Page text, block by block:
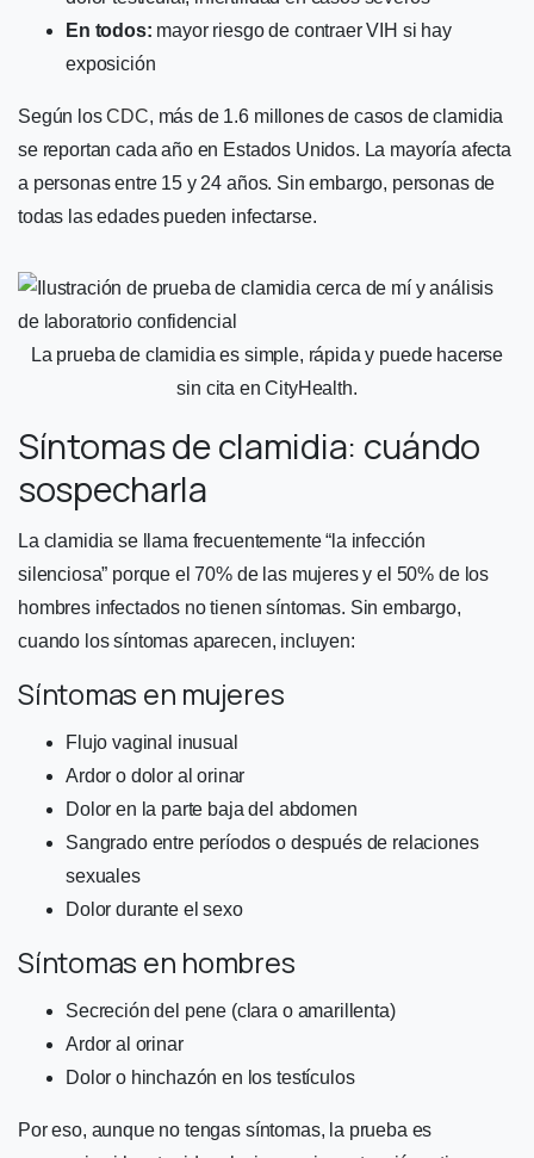
En todos: mayor riesgo de contraer VIH si hay
exposición
Según losCDC, más de 1.6 millones de casos de clamidia
se reportan cada año en Estados Unidos. La mayoría afecta
a personas entre 15 y 24 años. Sin embargo, personas de
todas las edades pueden infectarse.
La prueba de clamidia es simple, rápida y puede hacerse
sin cita en CityHealth.
Síntomas de clamidia: cuándo
sospecharla
La clamidia se llama frecuentemente “la infección
silenciosa” porque el 70% de las mujeres y el 50% de los
hombres infectados no tienen síntomas. Sin embargo,
cuando los síntomas aparecen, incluyen:
Síntomas en mujeres
Flujo vaginal inusual
Ardor o dolor al orinar
Dolor en la parte baja del abdomen
Sangrado entre períodos o después de relaciones
sexuales
Dolor durante el sexo
Síntomas en hombres
Secreción del pene (clara o amarillenta)
Ardor al orinar
Dolor o hinchazón en los testículos
Por eso, aunque no tengas síntomas, la prueba es